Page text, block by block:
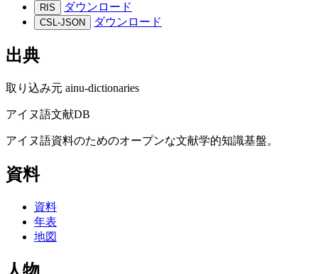
RIS ダウンロード
CSL-JSON ダウンロード
出典
取り込み元 ainu-dictionaries
アイヌ語文献DB
アイヌ語資料のためのオープンな文献学的知識基盤。
資料
資料
年表
地図
人物